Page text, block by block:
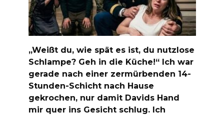
„Weißt du, wie spät es ist, du nutzlose
Schlampe? Geh in die Küche!“ Ich war
gerade nach einer zermürbenden 14-
Stunden-Schicht nach Hause
gekrochen, nur damit Davids Hand
mir quer ins Gesicht schlug. Ich